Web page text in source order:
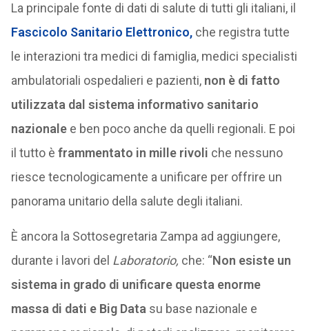
La principale fonte di dati di salute di tutti gli italiani, il
Fascicolo Sanitario Elettronico,che registra tutte
le interazioni tra medici di famiglia, medici specialisti
ambulatoriali ospedalieri e pazienti, non è di fatto
utilizzata dal sistema informativo sanitario
nazionalee ben poco anche da quelli regionali. E poi
il tutto è frammentato in mille rivoli che nessuno
riesce tecnologicamente a unificare per offrire un
panorama unitario della salute degli italiani.
È ancora la Sottosegretaria Zampa ad aggiungere,
durante i lavori del Laboratorio, che: “Non esiste un
sistema in grado di unificare questa enorme
massa di dati e Big Data su base nazionale e